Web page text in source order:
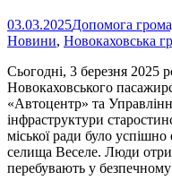
03.03.2025Допомога
Новини, Новокаховська
Сьогодні, 3 березня 2025
Новокаховського
«Автоцентр» та
інфраструктури
міської ради було
селища Веселе. Люди
перебувають у безпечному